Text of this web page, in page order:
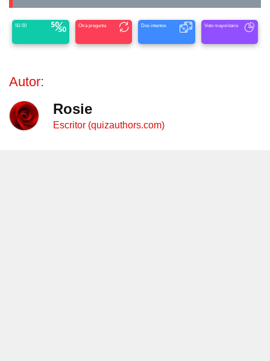
50-50 Otra pregunta Dos intentos Voto mayoritario
Autor:
Rosie
Escritor (quizauthors.com)